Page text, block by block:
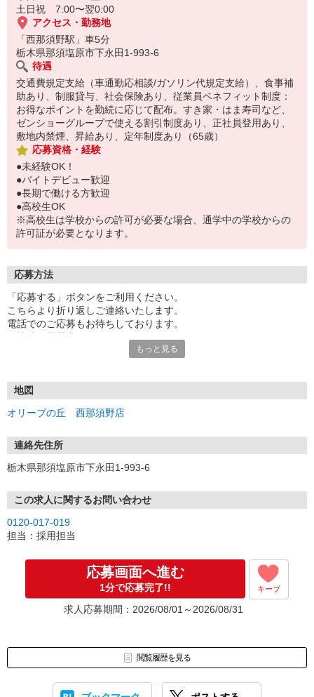
土日祝 7:00〜翌0:00
アクセス・勤務地
「西那須野駅」車5分
栃木県那須塩原市下永田1-993-6
待遇
交通費規定支給（車通勤応相談/ガソリン代規定支給）、食事補
助あり、制服貸与、社会保険あり、従業員ベネフィット制度：
お得なポイントを勤続に応じて配布。すき家・はま寿司など、
ゼンショーグループで使える割引制度あり、正社員登用あり、
敷地内禁煙、昇給あり、定年制度あり（65歳）
応募資格・経験
●未経験OK！
●バイトデビュー歓迎
●長期で働ける方歓迎
●高校生OK
※高校生は学校からの許可が必要な場合、通学中の学校からの
許可証が必要となります。
応募方法
「応募する」ボタンをご利用ください。
こちらより折り返しご連絡いたします。
電話でのご応募もお待ちしております。
もっと見る
地図
オリーブの丘 西那須野店
連絡先住所
栃木県那須塩原市下永田1-993-6
この求人に関するお問い合わせ
0120-017-019
担当：採用担当
応募画面へ進む
1分で応募完了!! キープ
求人応募期間：2026/08/01～2026/08/31
閲覧履歴を見る